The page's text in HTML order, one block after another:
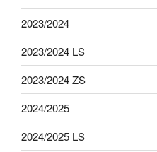
2023/2024
2023/2024 LS
2023/2024 ZS
2024/2025
2024/2025 LS